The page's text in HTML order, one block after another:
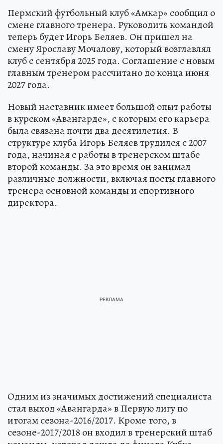
Пермский футбольный клуб «Амкар» сообщил о
смене главного тренера. Руководить командой
теперь будет Игорь Беляев. Он пришел на
смену Ярославу Мочалову, который возглавлял
клуб с сентября 2025 года. Соглашение с новым
главным тренером рассчитано до конца июня
2027 года.
Новый наставник имеет большой опыт работы
в курском «Авангарде», с которым его карьера
была связана почти два десятилетия. В
структуре клуба Игорь Беляев трудился с 2007
года, начиная с работы в тренерском штабе
второй команды. За это время он занимал
различные должности, включая посты главного
тренера основной команды и спортивного
директора.
Одним из значимых достижений специалиста
стал выход «Авангарда» в Первую лигу по
итогам сезона-2016/2017. Кроме того, в
сезоне-2017/2018 он входил в тренерский штаб